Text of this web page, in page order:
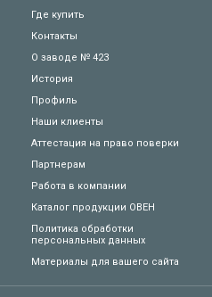
Где купить
Контакты
О заводе № 423
История
Профиль
Наши клиенты
Аттестация на право поверки
Партнерам
Работа в компании
Каталог продукции ОВЕН
Политика обработки
персональных данных
Материалы для вашего сайта